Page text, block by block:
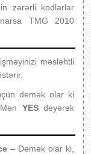
zərərli kodlarlar
TMG 2010
məsləhtli
demək olar ki
YESdeyərək
– Demək olar ki,